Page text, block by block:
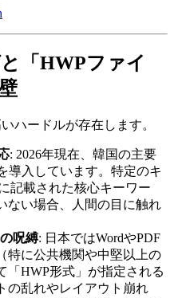
「HWPファイ
ハードルが存在します。
: 2026年現在、韓国の主要
導入しています。特定のキ
記載された核心キーワー
ない場合、人間の目に触れ
呪縛: 日本ではWordやPDF
特に公共機関や中堅以上の
「HWP形式」が指定される
の乱れやレイアウト崩れ